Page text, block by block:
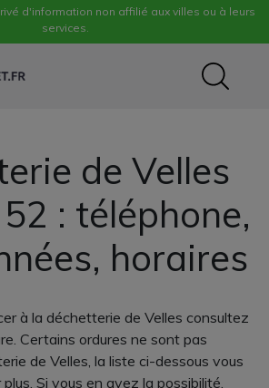
d'information non affilié aux villes ou à leurs
services.
de Velles
: téléphone,
horaires
à la déchetterie de Velles consultez
Certains ordures ne sont pas
de Velles, la liste ci-dessous vous
Si vous en avez la possibilité,